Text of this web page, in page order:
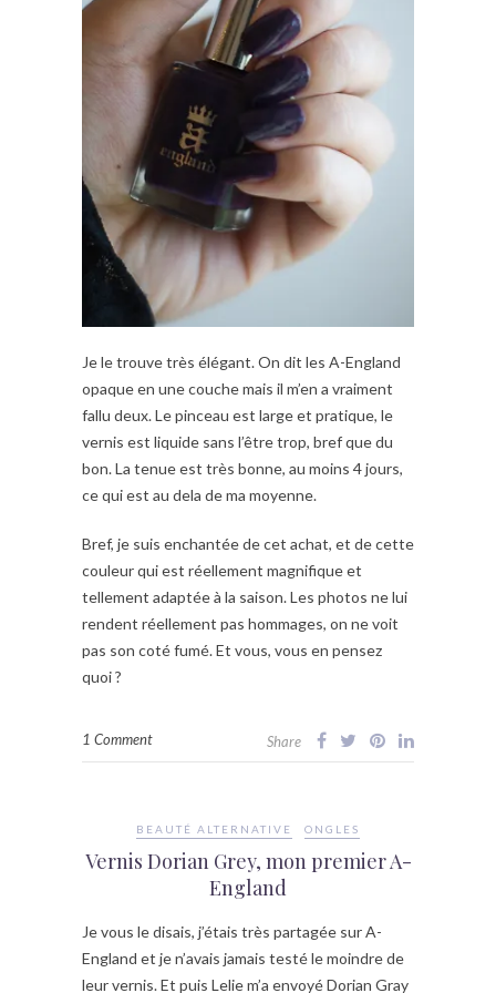
Je le trouve très élégant. On dit les A-England
opaque en une couche mais il m’en a vraiment
fallu deux. Le pinceau est large et pratique, le
vernis est liquide sans l’être trop, bref que du
bon. La tenue est très bonne, au moins 4 jours,
ce qui est au dela de ma moyenne.
Bref, je suis enchantée de cet achat, et de cette
couleur qui est réellement magnifique et
tellement adaptée à la saison. Les photos ne lui
rendent réellement pas hommages, on ne voit
pas son coté fumé. Et vous, vous en pensez
quoi ?
1 Comment Share
BEAUTÉ ALTERNATIVE ONGLES
Vernis Dorian Grey, mon premier A-
England
Je vous le disais, j’étais très partagée sur A-
England et je n’avais jamais testé le moindre de
leur vernis. Et puis Lelie m’a envoyé Dorian Gray